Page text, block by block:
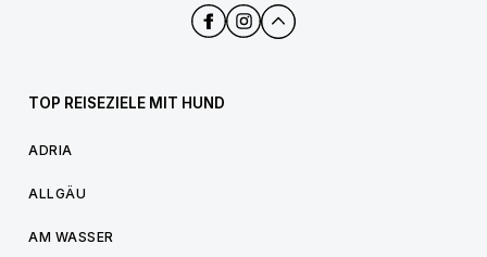
TOP REISEZIELE MIT HUND
ADRIA
ALLGÄU
AM WASSER